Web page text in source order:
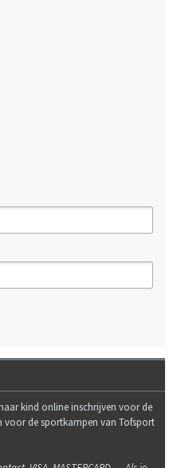
kind online inschrijven voor de
voor de sportkampen van Tofsport